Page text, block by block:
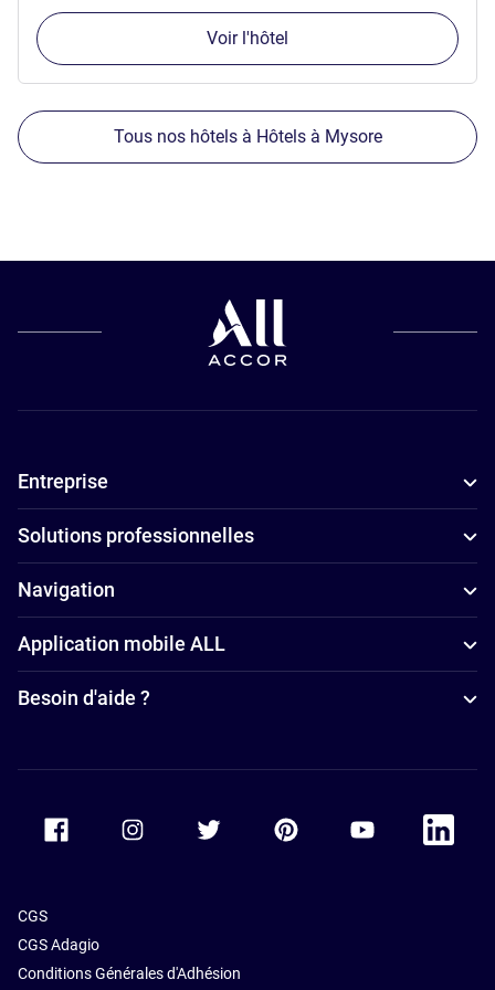
Voir l'hôtel
Tous nos hôtels à Hôtels à Mysore
Entreprise
Solutions professionnelles
Navigation
Application mobile ALL
Besoin d'aide ?
Accor Facebook Accor TwitterAccor PinterestAccor Youtube
Accor
CGS
CGS Adagio
Conditions Générales d'Adhésion